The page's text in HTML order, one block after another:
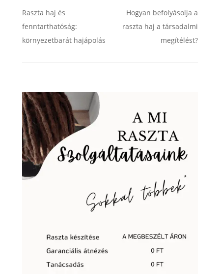
Raszta haj és
fenntarthatóság:
környezetbarát hajápolás
Hogyan befolyásolja a
raszta haj a társadalmi
megítélést?